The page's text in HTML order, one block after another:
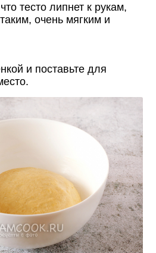
тесто липнет к рукам,
очень мягким и
и поставьте для